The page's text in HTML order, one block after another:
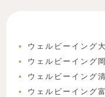
ウェルビーイング
ウェルビーイング
ウェルビーイング
ウェルビーイング